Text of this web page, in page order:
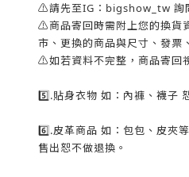
⚠️請先至IG：bigshow_tw 詢
⚠️商品寄回時需附上您的換貨
市、更換的商品與尺寸、發
⚠️如若資料不完整，商品寄回
5️⃣.貼身衣物 如：內褲、襪子
6️⃣.皮革商品 如：包包、皮夾
售出恕不做退換。